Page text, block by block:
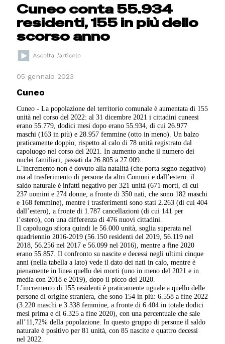
Cuneo conta 55.934
residenti, 155 in più dello
scorso anno
05 gennaio 2023
Cuneo
Cuneo - La popolazione del territorio comunale è aumentata di 155
unità nel corso del 2022: al 31 dicembre 2021 i cittadini cuneesi
erano 55.779, dodici mesi dopo erano 55.934, di cui 26.977
maschi (163 in più) e 28.957 femmine (otto in meno). Un balzo
praticamente doppio, rispetto al calo di 78 unità registrato dal
capoluogo nel corso del 2021. In aumento anche il numero dei
nuclei familiari, passati da 26.805 a 27.009.
L’incremento non è dovuto alla natalità (che porta segno negativo)
ma al trasferimento di persone da altri Comuni e dall’estero: il
saldo naturale è infatti negativo per 321 unità (671 morti, di cui
237 uomini e 274 donne, a fronte di 350 nati, che sono 182 maschi
e 168 femmine), mentre i trasferimenti sono stati 2.263 (di cui 404
dall’estero), a fronte di 1.787 cancellazioni (di cui 141 per
l’estero), con una differenza di 476 nuovi cittadini.
Il capoluogo sfiora quindi le 56.000 unità, soglia superata nel
quadriennio 2016-2019 (56.150 residenti del 2019, 56.119 nel
2018, 56.256 nel 2017 e 56.099 nel 2016), mentre a fine 2020
erano 55.857. Il confronto su nascite e decessi negli ultimi cinque
anni (nella tabella a lato) vede il dato dei nati in calo, mentre è
pienamente in linea quello dei morti (uno in meno del 2021 e in
media con 2018 e 2019), dopo il picco del 2020.
L’incremento di 155 residenti è praticamente uguale a quello delle
persone di origine straniera, che sono 154 in più: 6.558 a fine 2022
(3.220 maschi e 3.338 femmine, a fronte di 6.404 in totale dodici
mesi prima e di 6.325 a fine 2020), con una percentuale che sale
all’11,72% della popolazione. In questo gruppo di persone il saldo
naturale è positivo per 81 unità, con 85 nascite e quattro decessi
nel 2022.